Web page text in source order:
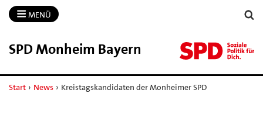
MENÜ
SPD Monheim Bayern
Start › News › Kreistagskandidaten der Monheimer SPD